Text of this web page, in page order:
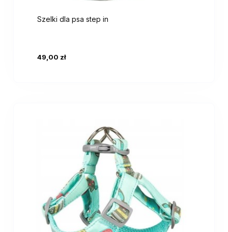
Szelki dla psa step in
49,00 zł